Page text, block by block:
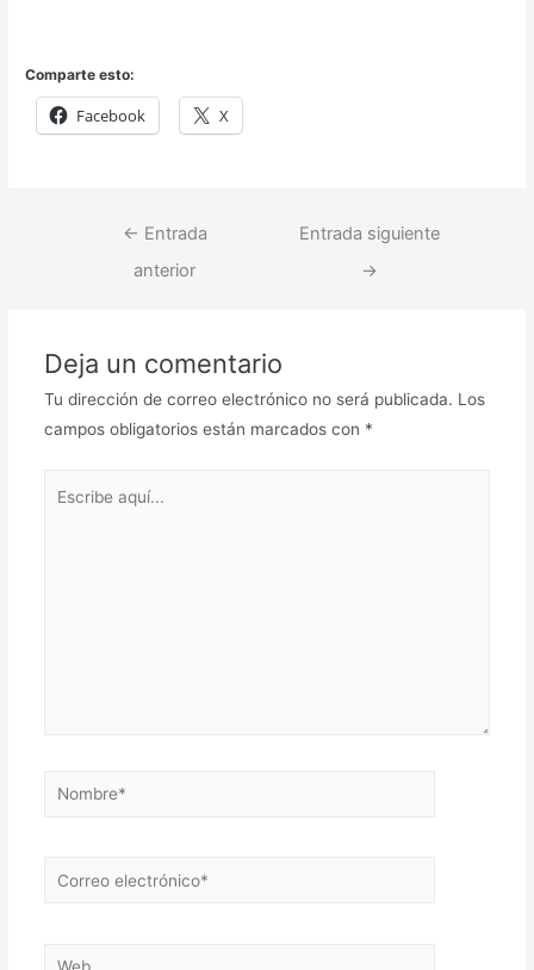
Comparte esto:
Facebook X
← Entrada
anterior
Entrada siguiente
→
Deja un comentario
Tu dirección de correo electrónico no será publicada. Los
campos obligatorios están marcados con *